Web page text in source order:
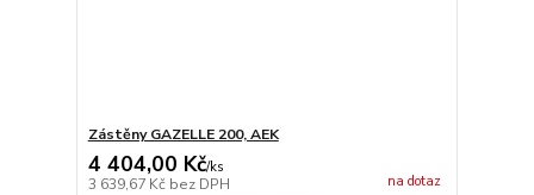
Zástěny GAZELLE 200, AEK
4 404,00 Kč/ks
3 639,67 Kč bez DPH na dotaz